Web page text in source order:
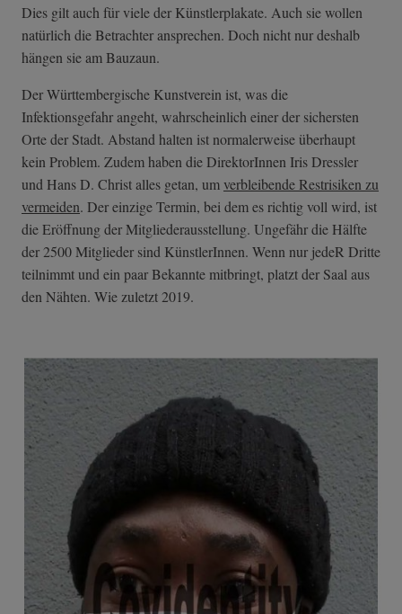
Dies gilt auch für viele der Künstlerplakate. Auch sie wollen
natürlich die Betrachter ansprechen. Doch nicht nur deshalb
hängen sie am Bauzaun.
Der Württembergische Kunstverein ist, was die
Infektionsgefahr angeht, wahrscheinlich einer der sichersten
Orte der Stadt. Abstand halten ist normalerweise überhaupt
kein Problem. Zudem haben die DirektorInnen Iris Dressler
und Hans D. Christ alles getan, umverbleibende Restrisiken zu
vermeiden. Der einzige Termin, bei dem es richtig voll wird, ist
die Eröffnung der Mitgliederausstellung. Ungefähr die Hälfte
der 2500 Mitglieder sind KünstlerInnen. Wenn nur jedeR Dritte
teilnimmt und ein paar Bekannte mitbringt, platzt der Saal aus
den Nähten. Wie zuletzt 2019.